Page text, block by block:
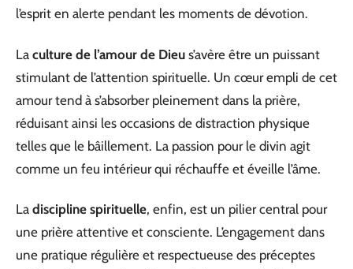
l’esprit en alerte pendant les moments de dévotion.
La culture de l’amour de Dieu s’avère être un puissant
stimulant de l’attention spirituelle. Un cœur empli de cet
amour tend à s’absorber pleinement dans la prière,
réduisant ainsi les occasions de distraction physique
telles que le bâillement. La passion pour le divin agit
comme un feu intérieur qui réchauffe et éveille l’âme.
La discipline spirituelle, enfin, est un pilier central pour
une prière attentive et consciente. L’engagement dans
une pratique régulière et respectueuse des préceptes